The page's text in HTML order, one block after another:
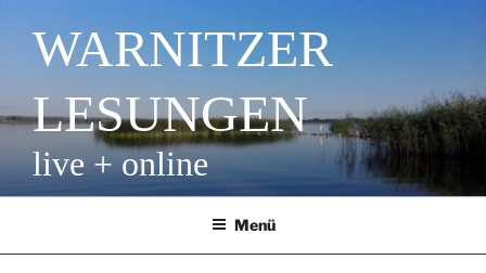
Inhalt
springenWARNITZER
LESUNGEN
live + online
Menü